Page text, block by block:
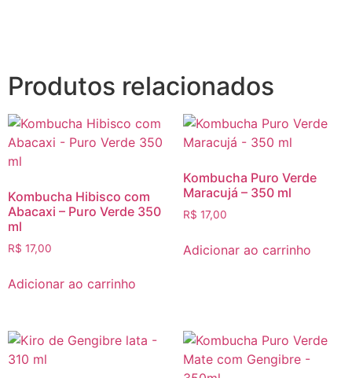
Produtos relacionados
Kombucha Hibisco com
Abacaxi – Puro Verde 350
ml
R$ 17,00
Adicionar ao carrinho
Kombucha Puro Verde
Maracujá – 350 ml
R$ 17,00
Adicionar ao carrinho